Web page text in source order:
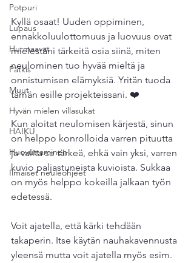
Potpuri
Lupaus
Hurmaavat
Pätkis
Muut
Hyvän mielen villasukat
HAIKU
Huovuttaminen
Ilmaiset neuleohjeet
Kyllä osaat! Uuden oppiminen,
ennakkoluulottomuus ja luovuus ovat
mielestäni tärkeitä osia siinä, miten
neulominen tuo hyvää mieltä ja
onnistumisen elämyksiä. Yritän tuoda
tämän esille projekteissani. ❤️
Kun aloitat neulomisen kärjestä, sinun
on helppo konrolloida varren pituutta
ja valita se tärkeä, ehkä vain yksi, varren
kuvio paljastuneista kuvioista. Sukkaa
on myös helppo kokeilla jalkaan työn
edetessä.
Voit ajatella, että kärki tehdään
takaperin. Itse käytän nauhakavennusta
yleensä mutta voit ajatella myös esim.